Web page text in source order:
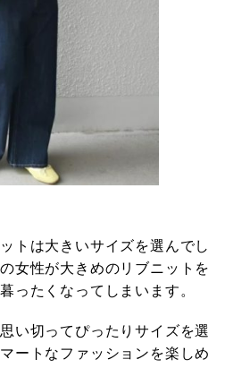
トは大きいサイズを選んでし
女性が大きめのリブニットを
ったくなってしまいます。
い切ってぴったりサイズを選
ートなファッションを楽しめ